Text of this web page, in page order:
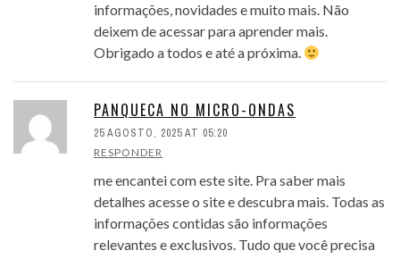
informações, novidades e muito mais. Não
deixem de acessar para aprender mais.
Obrigado a todos e até a próxima.
PANQUECA NO MICRO-ONDAS
25 AGOSTO, 2025 AT 05:20
RESPONDER
me encantei com este site. Pra saber mais
detalhes acesse o site e descubra mais. Todas as
informações contidas são informações
relevantes e exclusivos. Tudo que você precisa